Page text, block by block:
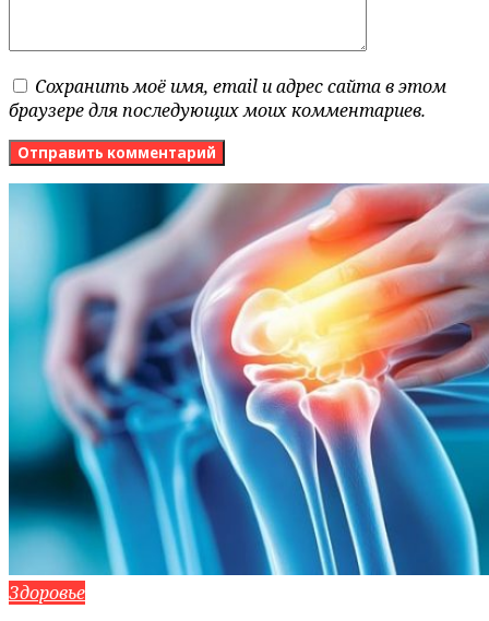
Сохранить моё имя, email и адрес сайта в этом
браузере для последующих моих комментариев.
Здоровье